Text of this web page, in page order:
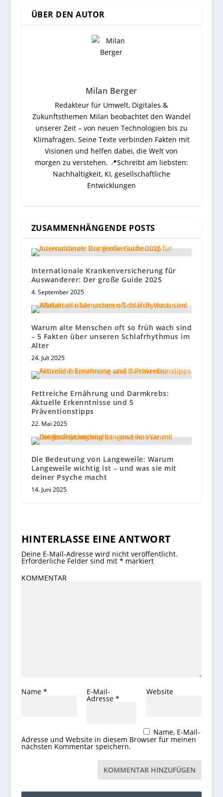
ÜBER DEN AUTOR
Milan Berger
Redakteur für Umwelt, Digitales &
Zukunftsthemen Milan beobachtet den Wandel
unserer Zeit – von neuen Technologien bis zu
Klimafragen. Seine Texte verbinden Fakten mit
Visionen und helfen dabei, die Welt von
morgen zu verstehen. 📍Schreibt am liebsten:
Nachhaltigkeit, KI, gesellschaftliche
Entwicklungen
ZUSAMMENHÄNGENDE POSTS
Internationale Krankenversicherung für
Auswanderer: Der große Guide 2025
4. September 2025
Warum alte Menschen oft so früh wach sind
– 5 Fakten über unseren Schlafrhythmus im
Alter
24. Juli 2025
Fettreiche Ernährung und Darmkrebs:
Aktuelle Erkenntnisse und 5
Präventionstipps
22. Mai 2025
Die Bedeutung von Langeweile: Warum
Langeweile wichtig ist – und was sie mit
deiner Psyche macht
14. Juni 2025
HINTERLASSE EINE ANTWORT
Deine E-Mail-Adresse wird nicht veröffentlicht.
Erforderliche Felder sind mit * markiert
KOMMENTAR
Name * E-Mail-
Adresse *
Website
Name, E-Mail-
Adresse und Website in diesem Browser für meinen
nächsten Kommentar speichern.